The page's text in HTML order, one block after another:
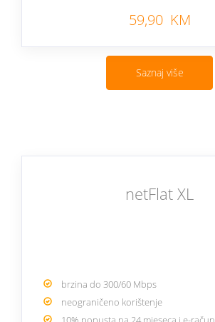
59,90 KM
Saznaj više
netFlat XL
brzina do 300/60 Mbps
neograničeno korištenje